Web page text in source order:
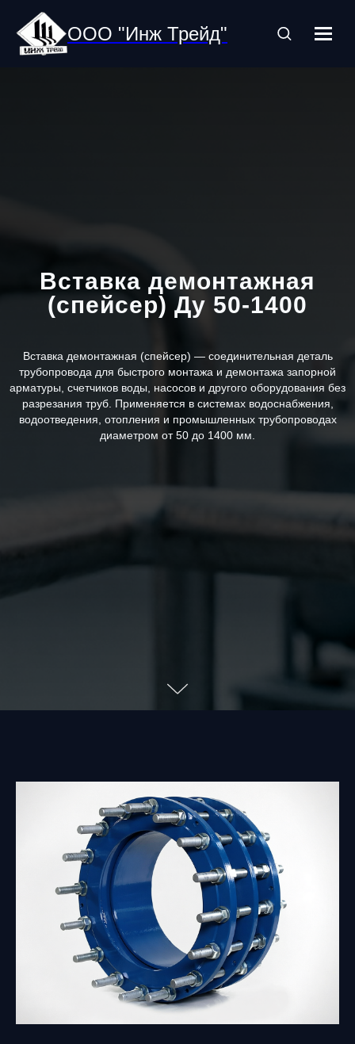
ООО "Инж Трейд"
Вставка демонтажная
(спейсер) Ду 50-1400
Вставка демонтажная (спейсер) — соединительная деталь
трубопровода для быстрого монтажа и демонтажа запорной
арматуры, счетчиков воды, насосов и другого оборудования без
разрезания труб. Применяется в системах водоснабжения,
водоотведения, отопления и промышленных трубопроводах
диаметром от 50 до 1400 мм.